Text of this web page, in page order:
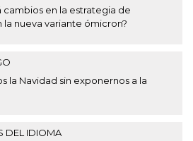
cambios en la estrategia de
la nueva variante ómicron?
la Navidad sin exponernos a la
DEL IDIOMA